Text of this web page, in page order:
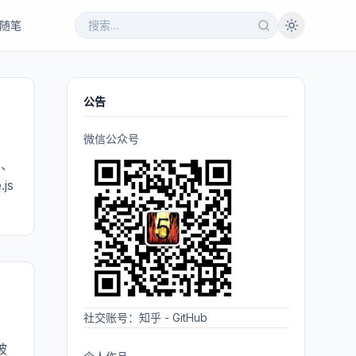
随笔
公告
微信公众号
社交账号： 知乎 - GitHub